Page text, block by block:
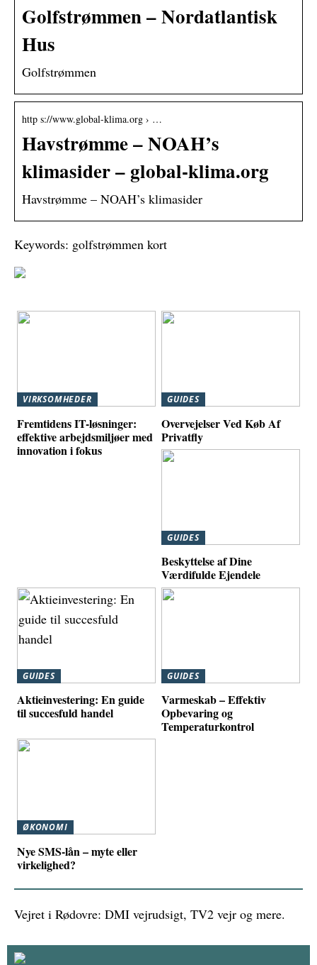
Golfstrømmen – Nordatlantisk
Hus
Golfstrømmen
http s://www.global-klima.org › …
Havstrømme – NOAH’s
klimasider – global-klima.org
Havstrømme – NOAH’s klimasider
Keywords: golfstrømmen kort
VIRKSOMHEDER
Fremtidens IT-løsninger:
effektive arbejdsmiljøer med
innovation i fokus
GUIDES
Overvejelser Ved Køb Af
Privatfly
GUIDES
Beskyttelse af Dine
Værdifulde Ejendele
GUIDES
Aktieinvestering: En guide
til succesfuld handel
GUIDES
Varmeskab – Effektiv
Opbevaring og
Temperaturkontrol
ØKONOMI
Nye SMS-lån – myte eller
virkelighed?
Vejret i Rødovre: DMI vejrudsigt, TV2 vejr og mere.